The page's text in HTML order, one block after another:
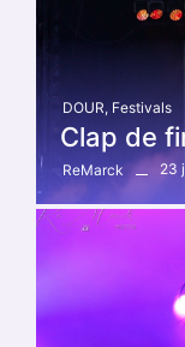
DOUR, Festivals
Clap de
ReMarck 23